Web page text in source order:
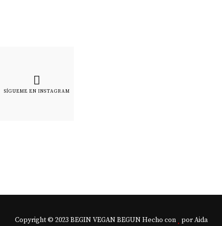
SÍGUEME EN INSTAGRAM
Copyright © 2023 BEGIN VEGAN BEGUN Hecho con por Aida